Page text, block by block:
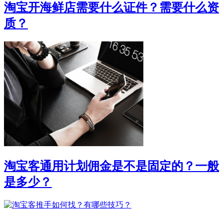
淘宝开海鲜店需要什么证件？需要什么资
质？
淘宝客通用计划佣金是不是固定的？一般
是多少？